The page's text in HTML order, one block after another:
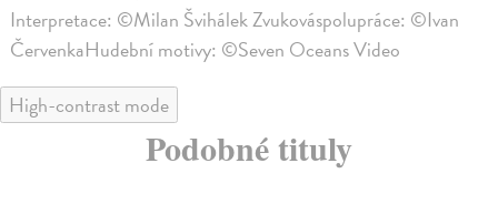
Interpretace: ©Milan Švihálek Zvukováspolupráce: ©Ivan
ČervenkaHudební motivy: ©Seven Oceans Video
High-contrast mode
Podobné tituly